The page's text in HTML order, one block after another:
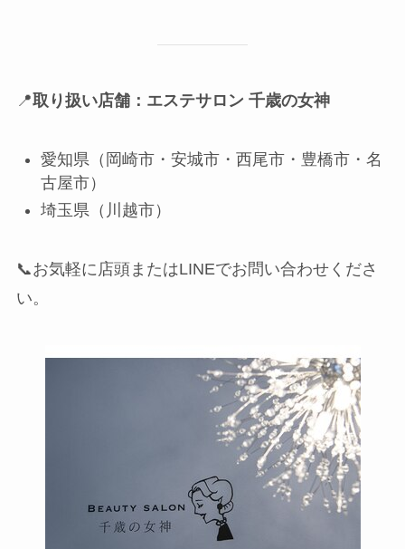
📍取り扱い店舗：エステサロン 千歳の女神
愛知県（岡崎市・安城市・西尾市・豊橋市・名
古屋市）
埼玉県（川越市）
📞お気軽に店頭またはLINEでお問い合わせくださ
い。